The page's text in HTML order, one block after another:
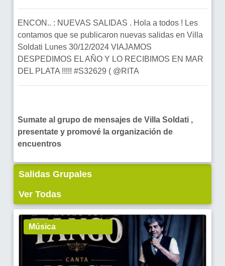
ENCON.. : NUEVAS SALIDAS . Hola a todos ! Les
contamos que se publicaron nuevas salidas en Villa
Soldati Lunes 30/12/2024 VIAJAMOS
DESPEDIMOS EL AÑO Y LO RECIBIMOS EN MAR
DEL PLATA !!!!! #S32629 ( @RITA
Sumate al grupo de mensajes de Villa Soldati ,
presentate y promové la organización de
encuentros
Salidas Grupales
Ver Todas
Música